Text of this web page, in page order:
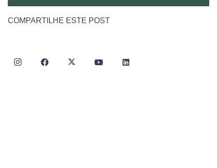
COMPARTILHE ESTE POST